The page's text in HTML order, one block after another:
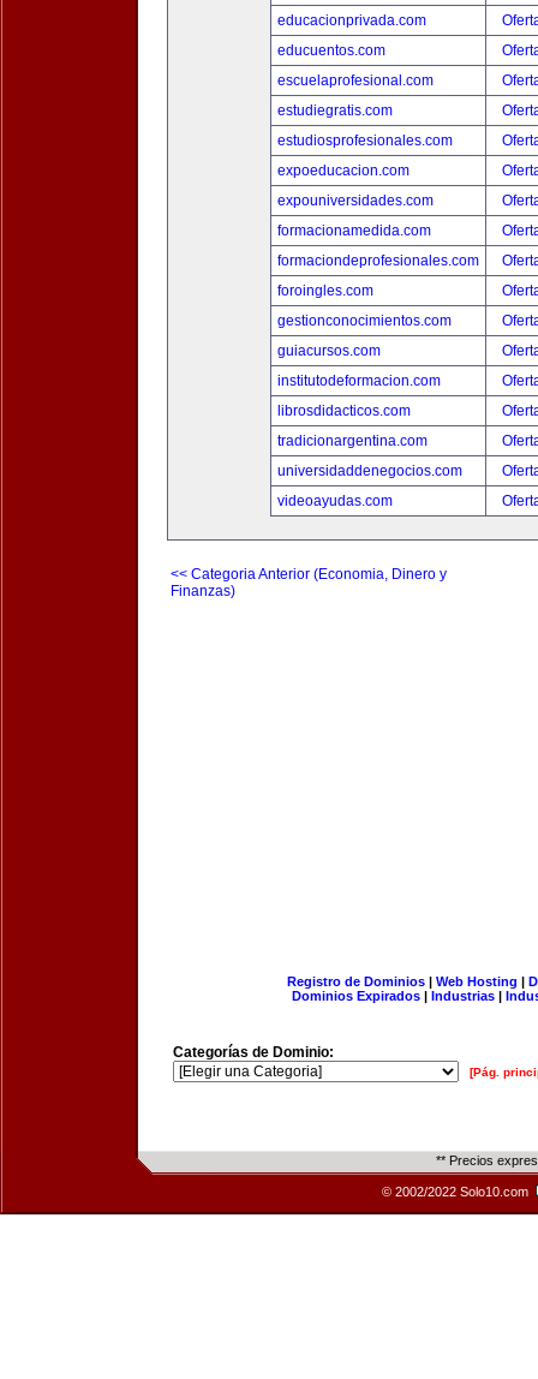
educacionprivada.com
educuentos.com
escuelaprofesional.com
estudiegratis.com
estudiosprofesionales.com
expoeducacion.com
expouniversidades.com
formacionamedida.com
formaciondeprofesionales.com
foroingles.com
gestionconocimientos.com
guiacursos.com
institutodeformacion.com
librosdidacticos.com
tradicionargentina.com
universidaddenegocios.com
videoayudas.com
<< Categoria Anterior (Economia, Dinero y
Finanzas)
Registro de Dominios| Web Hosting |
Dominios Expirados | Industrias |
Categorías de Dominio:
[Pág.
** Precios
© 2002/2022 Solo10.com